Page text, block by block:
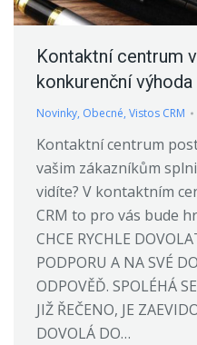
Kontaktní centrum
konkurenční výhoda
Novinky, Obecné, Vistos CRM
Kontaktní centrum
vašim zákazníkům
vidíte? V kontaktním
CRM to pro vás bude
CHCE RYCHLE
PODPORU A NA SVÉ
ODPOVĚĎ. SPOLÉHÁ
JIŽ ŘEČENO, JE
DOVOLÁ DO…